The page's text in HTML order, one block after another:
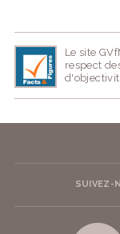
Le site
respect
SUIVEZ-